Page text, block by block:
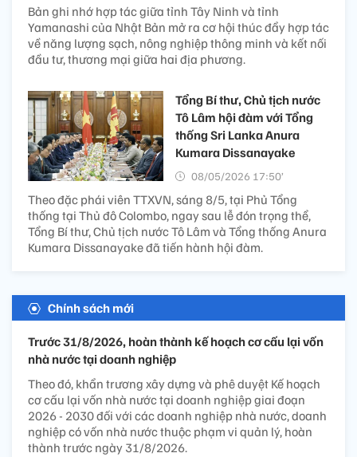
Bản ghi nhớ hợp tác giữa tỉnh Tây Ninh và tỉnh
Yamanashi của Nhật Bản mở ra cơ hội thúc đẩy hợp tác
về năng lượng sạch, nông nghiệp thông minh và kết nối
đầu tư, thương mại giữa hai địa phương.
Tổng Bí thư, Chủ tịch nước
Tô Lâm hội đàm với Tổng
thống Sri Lanka Anura
Kumara Dissanayake
08/05/2026 17:50’
Theo đặc phái viên TTXVN, sáng 8/5, tại Phủ Tổng
thống tại Thủ đô Colombo, ngay sau lễ đón trọng thể,
Tổng Bí thư, Chủ tịch nước Tô Lâm và Tổng thống Anura
Kumara Dissanayake đã tiến hành hội đàm.
Chính sách mới
Trước 31/8/2026, hoàn thành kế hoạch cơ cấu lại vốn
nhà nước tại doanh nghiệp
Theo đó, khẩn trương xây dựng và phê duyệt Kế hoạch
cơ cấu lại vốn nhà nước tại doanh nghiệp giai đoạn
2026 - 2030 đối với các doanh nghiệp nhà nước, doanh
nghiệp có vốn nhà nước thuộc phạm vi quản lý, hoàn
thành trước ngày 31/8/2026.